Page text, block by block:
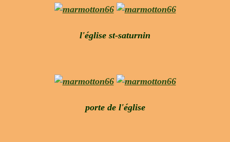
l'église st-saturnin
porte de l'église